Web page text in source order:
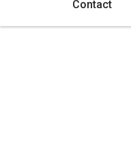
Contact